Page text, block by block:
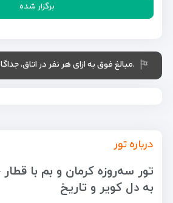
برگزار شده
.مبالغ فوق به ازای هر نفر در اتاق،
درباره تور
تور سه‌روزه کرمان و بم با
به دل کویر و تاریخ